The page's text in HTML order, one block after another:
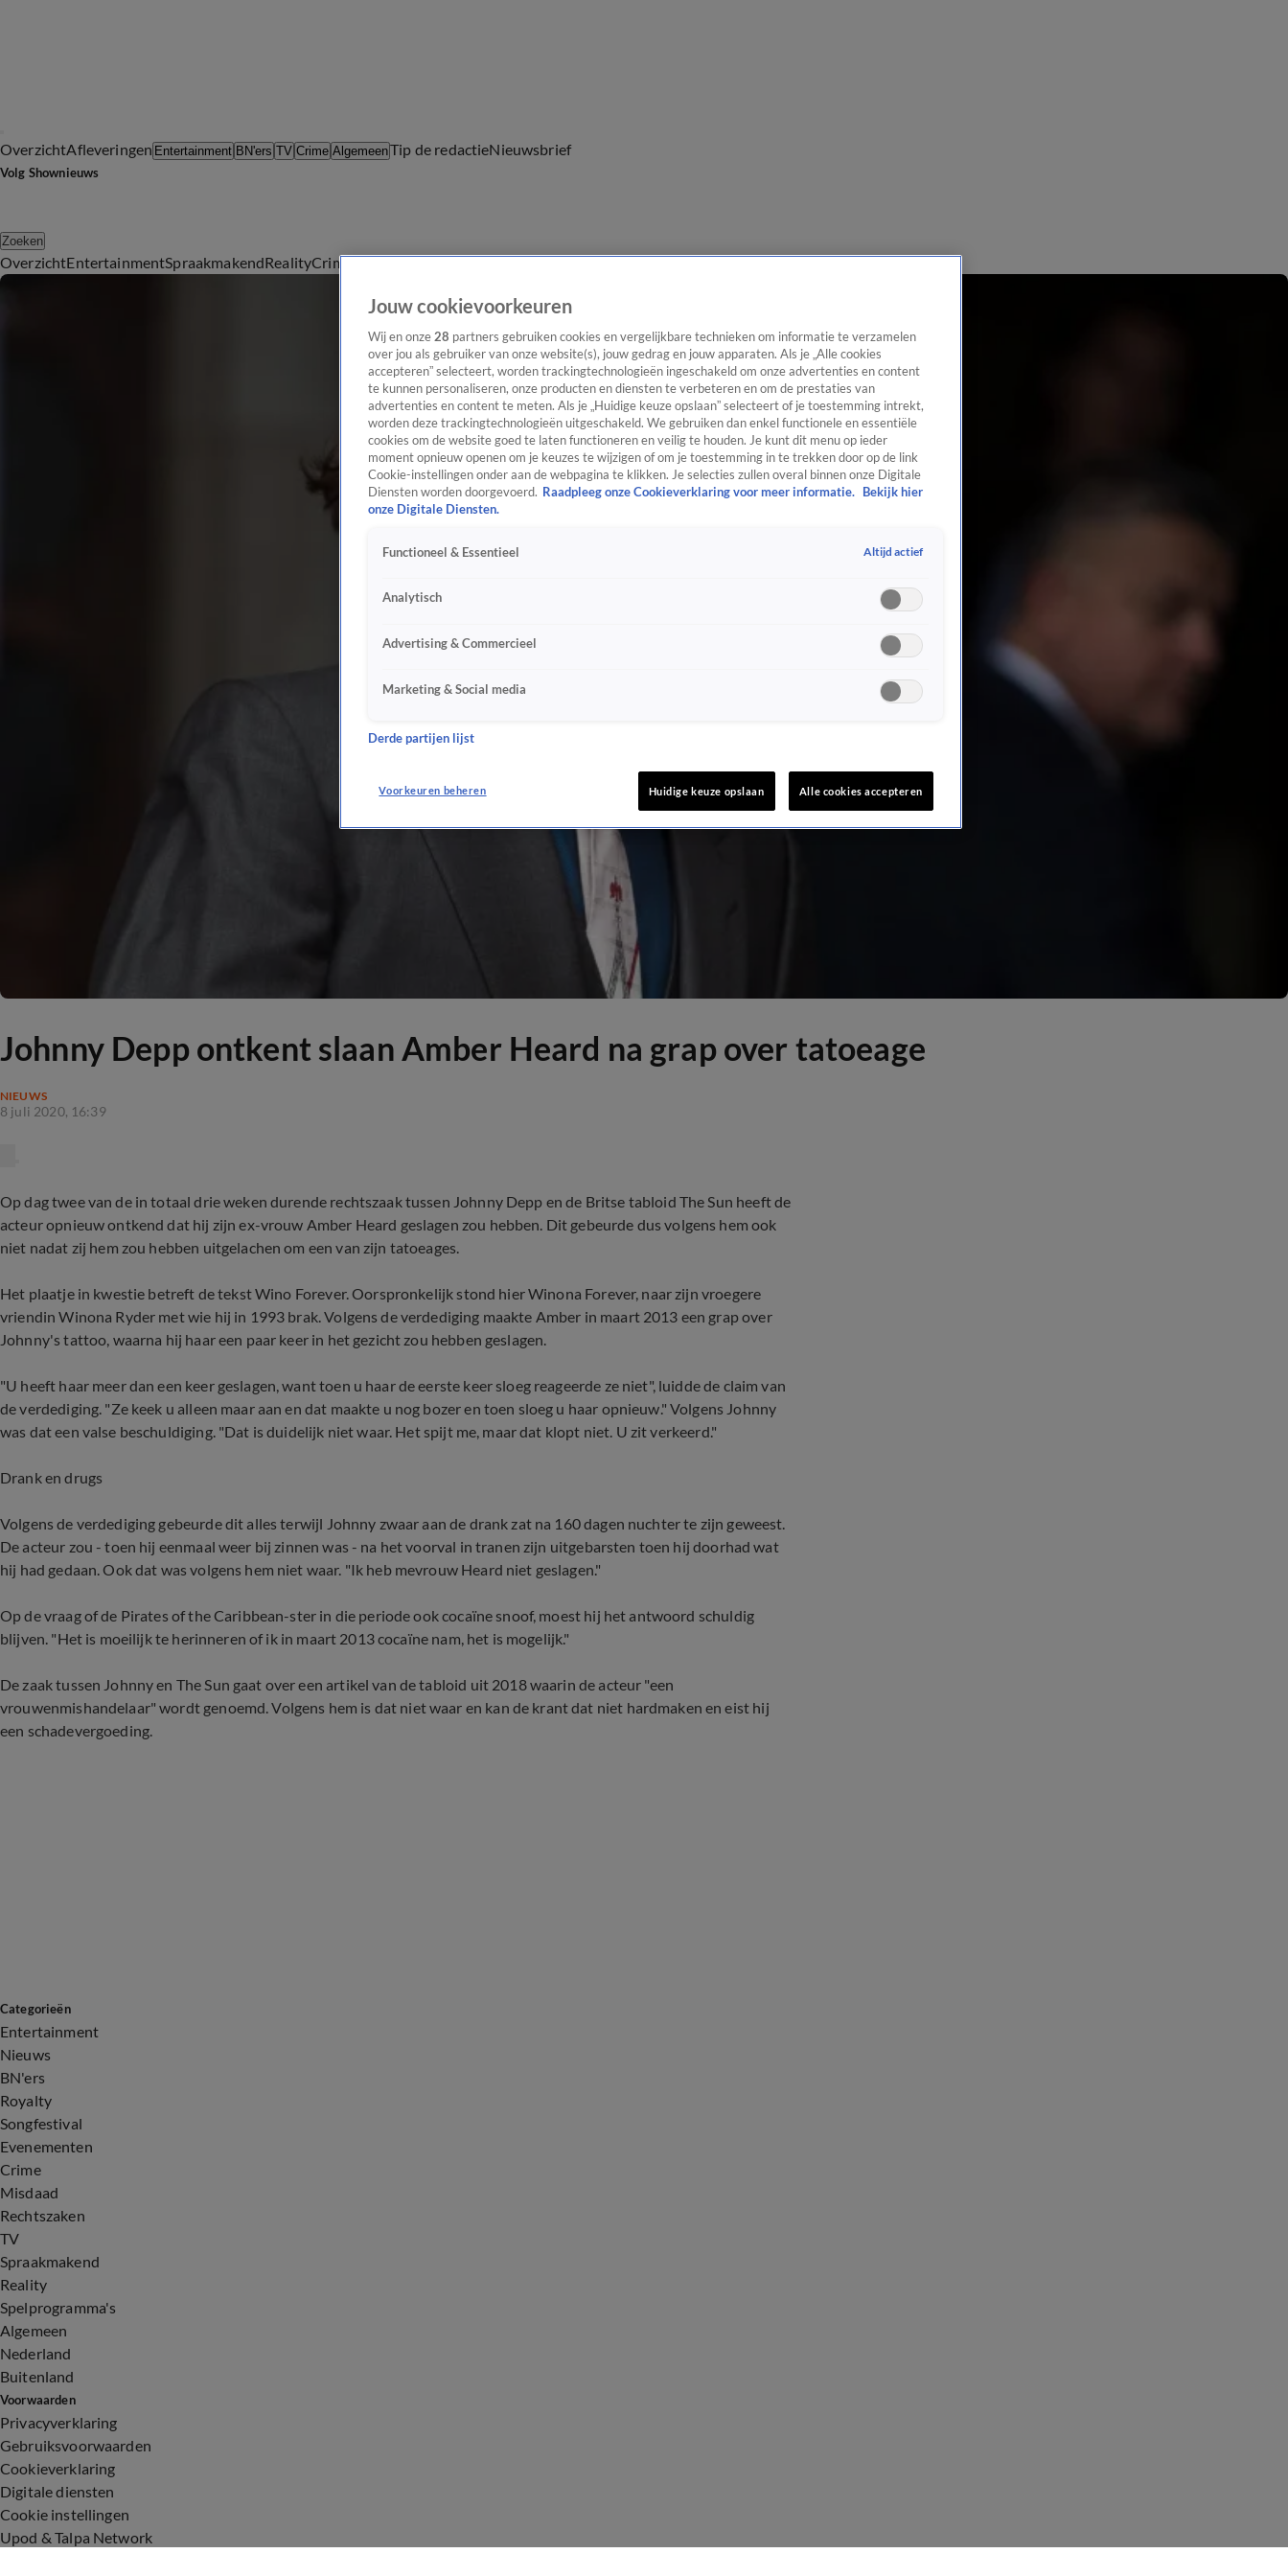
OverzichtAfleveringen Entertainment BN'ers TV Crime AlgemeenTip de redactieNieuwsbrief
Volg Shownieuws
Zoeken
OverzichtEntertainmentSpraakmakendRealityCrimeVideo'sAfleveringen
Johnny Depp ontkent slaan Amber Heard na grap over tatoeage
NIEUWS
8 juli 2020, 16:39
Op dag twee van de in totaal drie weken durende rechtszaak tussen Johnny Depp en de Britse tabloid The Sun heeft de
acteur opnieuw ontkend dat hij zijn ex-vrouw Amber Heard geslagen zou hebben. Dit gebeurde dus volgens hem ook
niet nadat zij hem zou hebben uitgelachen om een van zijn tatoeages.
Het plaatje in kwestie betreft de tekst Wino Forever. Oorspronkelijk stond hier Winona Forever, naar zijn vroegere
vriendin Winona Ryder met wie hij in 1993 brak. Volgens de verdediging maakte Amber in maart 2013 een grap over
Johnny's tattoo, waarna hij haar een paar keer in het gezicht zou hebben geslagen.
"U heeft haar meer dan een keer geslagen, want toen u haar de eerste keer sloeg reageerde ze niet", luidde de claim van
de verdediging. "Ze keek u alleen maar aan en dat maakte u nog bozer en toen sloeg u haar opnieuw." Volgens Johnny
was dat een valse beschuldiging. "Dat is duidelijk niet waar. Het spijt me, maar dat klopt niet. U zit verkeerd."
Drank en drugs
Volgens de verdediging gebeurde dit alles terwijl Johnny zwaar aan de drank zat na 160 dagen nuchter te zijn geweest.
De acteur zou - toen hij eenmaal weer bij zinnen was - na het voorval in tranen zijn uitgebarsten toen hij doorhad wat
hij had gedaan. Ook dat was volgens hem niet waar. "Ik heb mevrouw Heard niet geslagen."
Op de vraag of de Pirates of the Caribbean-ster in die periode ook cocaïne snoof, moest hij het antwoord schuldig
blijven. "Het is moeilijk te herinneren of ik in maart 2013 cocaïne nam, het is mogelijk."
De zaak tussen Johnny en The Sun gaat over een artikel van de tabloid uit 2018 waarin de acteur "een
vrouwenmishandelaar" wordt genoemd. Volgens hem is dat niet waar en kan de krant dat niet hardmaken en eist hij
een schadevergoeding.
Categorieën
Entertainment
Nieuws
BN'ers
Royalty
Songfestival
Evenementen
Crime
Misdaad
Rechtszaken
TV
Spraakmakend
Reality
Spelprogramma's
Algemeen
Nederland
Buitenland
Voorwaarden
Privacyverklaring
Gebruiksvoorwaarden
Cookieverklaring
Digitale diensten
Cookie instellingen
Upod & Talpa Network
Jouw cookievoorkeuren
Wij en onze 28 partners gebruiken cookies en vergelijkbare technieken om informatie te verzamelen
over jou als gebruiker van onze website(s), jouw gedrag en jouw apparaten. Als je „Alle cookies
accepteren” selecteert, worden trackingtechnologieën ingeschakeld om onze advertenties en content
te kunnen personaliseren, onze producten en diensten te verbeteren en om de prestaties van
advertenties en content te meten. Als je „Huidige keuze opslaan” selecteert of je toestemming intrekt,
worden deze trackingtechnologieën uitgeschakeld. We gebruiken dan enkel functionele en essentiële
cookies om de website goed te laten functioneren en veilig te houden. Je kunt dit menu op ieder
moment opnieuw openen om je keuzes te wijzigen of om je toestemming in te trekken door op de link
Cookie-instellingen onder aan de webpagina te klikken. Je selecties zullen overal binnen onze Digitale
Diensten worden doorgevoerd. Raadpleeg onze Cookieverklaring voor meer informatie.
Bekijk hier
onze Digitale Diensten.
Functioneel & Essentieel Altijd actief
Analytisch
Advertising & Commercieel
Marketing & Social media
Derde partijen lijst
Voorkeuren beheren Huidige keuze opslaan Alle cookies accepteren